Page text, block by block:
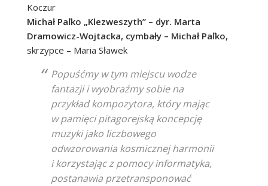
Koczur
Michał Paľko „Klezweszyth” – dyr. Marta
Dramowicz-Wojtacka, cymbały – Michał Paľko,
skrzypce – Maria Sławek
Popuśćmy w tym miejscu wodze
fantazji i wyobraźmy sobie na
przykład kompozytora, który mając
w pamięci pitagorejską koncepcję
muzyki jako liczbowego
odwzorowania kosmicznej harmonii
i korzystając z pomocy informatyka,
postanawia przetransponować